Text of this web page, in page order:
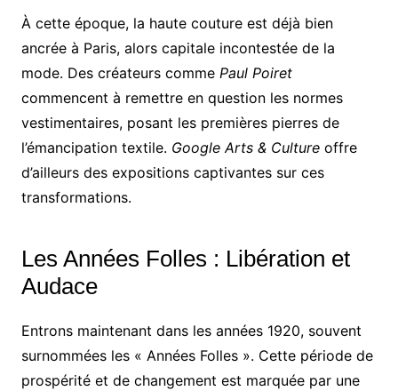
À cette époque, la haute couture est déjà bien
ancrée à Paris, alors capitale incontestée de la
mode. Des créateurs comme Paul Poiret
commencent à remettre en question les normes
vestimentaires, posant les premières pierres de
l’émancipation textile. Google Arts & Cultureoffre
d’ailleurs des expositions captivantes sur ces
transformations.
Les Années Folles : Libération et
Audace
Entrons maintenant dans les années 1920, souvent
surnommées les « Années Folles ». Cette période de
prospérité et de changement est marquée par une